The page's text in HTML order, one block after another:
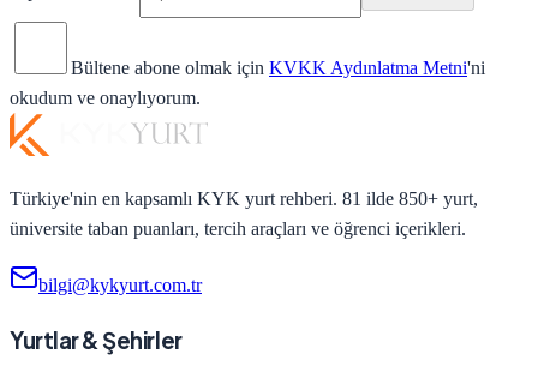
Bültene abone olmak için KVKK Aydınlatma Metni'ni
okudum ve onaylıyorum.
Türkiye'nin en kapsamlı KYK yurt rehberi. 81 ilde 850+ yurt,
üniversite taban puanları, tercih araçları ve öğrenci içerikleri.
bilgi@kykyurt.com.tr
Yurtlar & Şehirler